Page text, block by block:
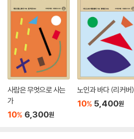
사람은 무엇으로 사는
가
10% 6,300원
노인과 바다 (리커버)
10% 5,400원